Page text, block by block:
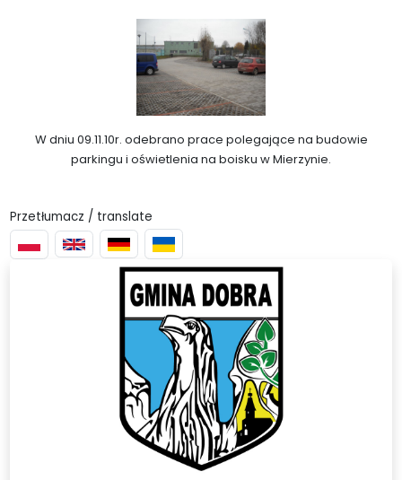
W dniu 09.11.10r. odebrano prace polegające na budowie
parkingu i oświetlenia na boisku w Mierzynie.
Przetłumacz / translate